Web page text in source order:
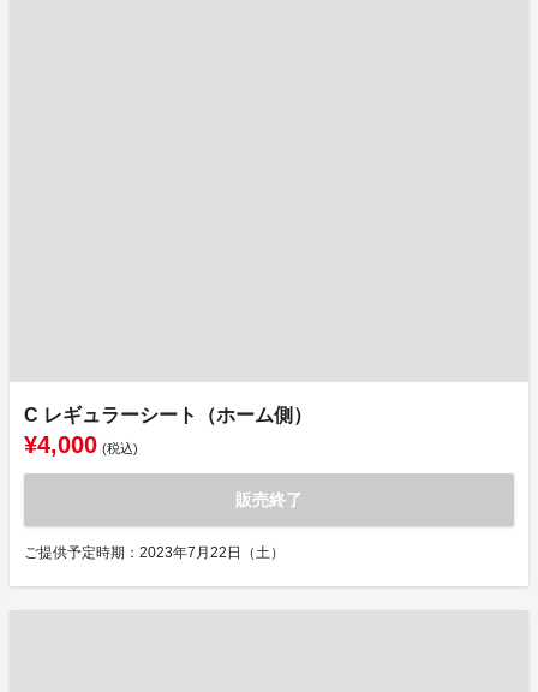
C レギュラーシート（ホーム側）
¥4,000 (税込)
販売終了
ご提供予定時期：2023年7月22日（土）